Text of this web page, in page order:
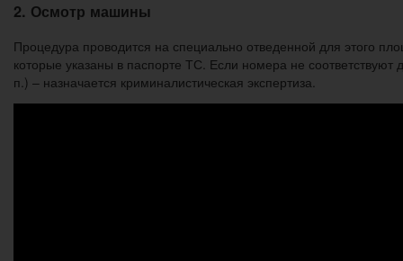
2. Осмотр машины
Процедура проводится на специально отведенной для этого
которые указаны в паспорте ТС. Если номера не
п.) – назначается криминалистическая экспертиза.